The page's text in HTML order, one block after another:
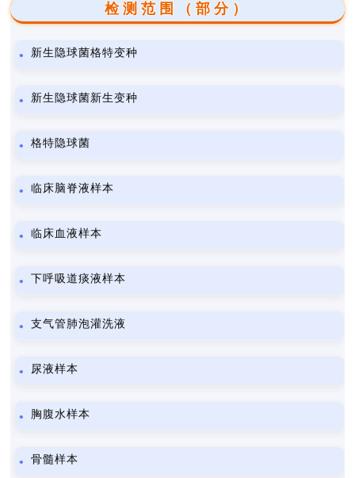
检测范围（部分）
新生隐球菌格特变种
新生隐球菌新生变种
格特隐球菌
临床脑脊液样本
临床血液样本
下呼吸道痰液样本
支气管肺泡灌洗液
尿液样本
胸腹水样本
骨髓样本